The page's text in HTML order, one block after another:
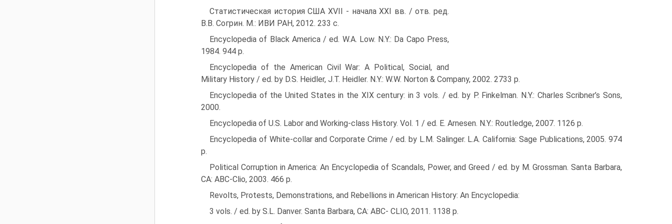
Статистическая история США XVII - начала XXI вв. / отв. ред.
В.В. Согрин. М.: ИВИ РАН, 2012. 233 с.
Encyclopedia of Black America / ed. W.A. Low. N.Y.: Da Capo Press,
1984. 944 p.
Encyclopedia of the American Civil War: A Political, Social, and
Military History / ed. by D.S. Heidler, J.T. Heidler. N.Y.: W.W. Norton & Company, 2002. 2733 p.
Encyclopedia of the United States in the XIX century: in 3 vols. / ed. by P. Finkelman. N.Y.: Charles Scribner’s Sons,
2000.
Encyclopedia of U.S. Labor and Working-class History. Vol. 1 / ed. E. Arnesen. N.Y.: Routledge, 2007. 1126 р.
Encyclopedia of White-collar and Corporate Crime / ed. by L.M. Salinger. L.A. California: Sage Publications, 2005. 974
p.
Political Corruption in America: An Encyclopedia of Scandals, Power, and Greed / ed. by M. Grossman. Santa Barbara,
CA: ABC-Clio, 2003. 466 р.
Revolts, Protests, Demonstrations, and Rebellions in American History: An Encyclopedia:
3 vols. / ed. by S.L. Danver. Santa Barbara, CA: ABC- CLIO, 2011. 1138 p.